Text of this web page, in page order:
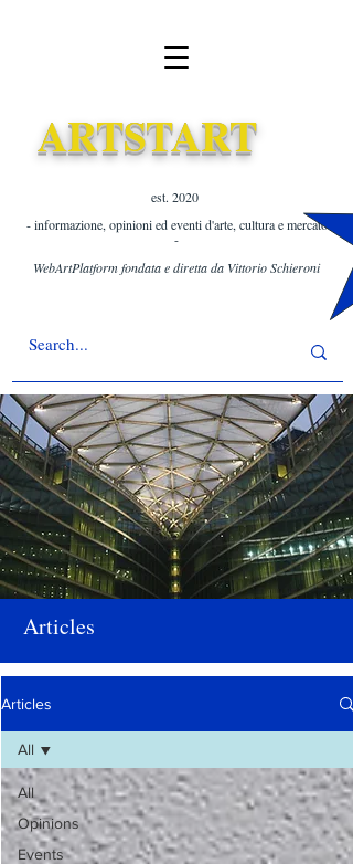
ARTSTART
est. 2020 ​
- informazione, opinioni ed eventi d'arte, cultura e mercato
-
WebArtPlatform fondata e diretta da Vittorio Schieroni
Articles
Articles
All
Opinions
Events
All